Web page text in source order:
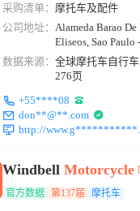
采购清单： 摩托车及配件
公司地址：Alameda Barao
Eliseos, Sao Paulo
数据来源：全球摩托车自行
276页
+55****08
don**@**.com
http://
WindbellMotorcycle
官方数据 第137届 摩托车